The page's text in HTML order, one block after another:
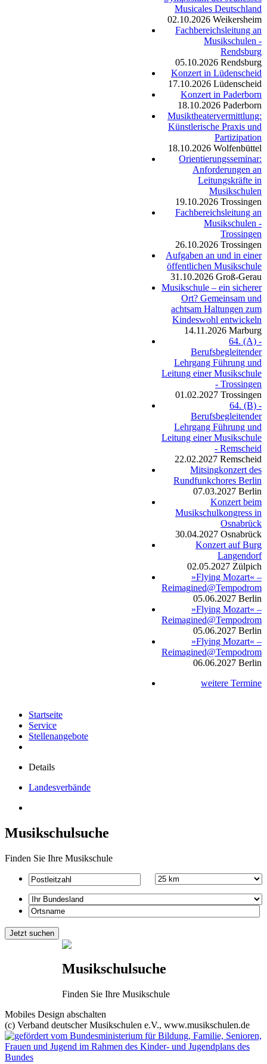
Musicales Deutschland
02.10.2026 Weikersheim
Fachbereichsleitung an
Musikschulen -
Rendsburg
05.10.2026 Rendsburg
Konzert in Lüdenscheid
17.10.2026 Lüdenscheid
Konzert in Paderborn
18.10.2026 Paderborn
Musiktheatervermittlung:
Künstlerische Praxis und
Partizipation
18.10.2026 Wolfenbüttel
Orientierungsseminar:
Anforderungen an
Leitungskräfte in
Musikschulen
19.10.2026 Trossingen
Fachbereichsleitung an
Musikschulen -
Trossingen
26.10.2026 Trossingen
Aufgaben an und in einer
öffentlichen Musikschule
31.10.2026 Groß-Gerau
Musikschule – ein sicherer
Ort? Gemeinsam und
achtsam Haltungen zum
Kindeswohl entwickeln
14.11.2026 Marburg
64. (A) -
Berufsbegleitender
Lehrgang Führung und
Leitung einer Musikschule
- Trossingen
01.02.2027 Trossingen
64. (B) -
Berufsbegleitender
Lehrgang Führung und
Leitung einer Musikschule
- Remscheid
22.02.2027 Remscheid
Mitsingkonzert des
Rundfunkchores Berlin
07.03.2027 Berlin
Konzert beim
Musikschulkongress in
Osnabrück
30.04.2027 Osnabrück
Konzert auf Burg
Langendorf
02.05.2027 Zülpich
»Flying Mozart« –
Reimagined@Tempodrom
05.06.2027 Berlin
»Flying Mozart« –
Reimagined@Tempodrom
05.06.2027 Berlin
»Flying Mozart« –
Reimagined@Tempodrom
06.06.2027 Berlin
weitere Termine
Startseite
Service
Stellenangebote
Details
Landesverbände
Musikschulsuche
Finden Sie Ihre Musikschule
Musikschulsuche
Finden Sie Ihre Musikschule
Mobiles Design abschalten
(c) Verband deutscher Musikschulen e.V., www.musikschulen.de